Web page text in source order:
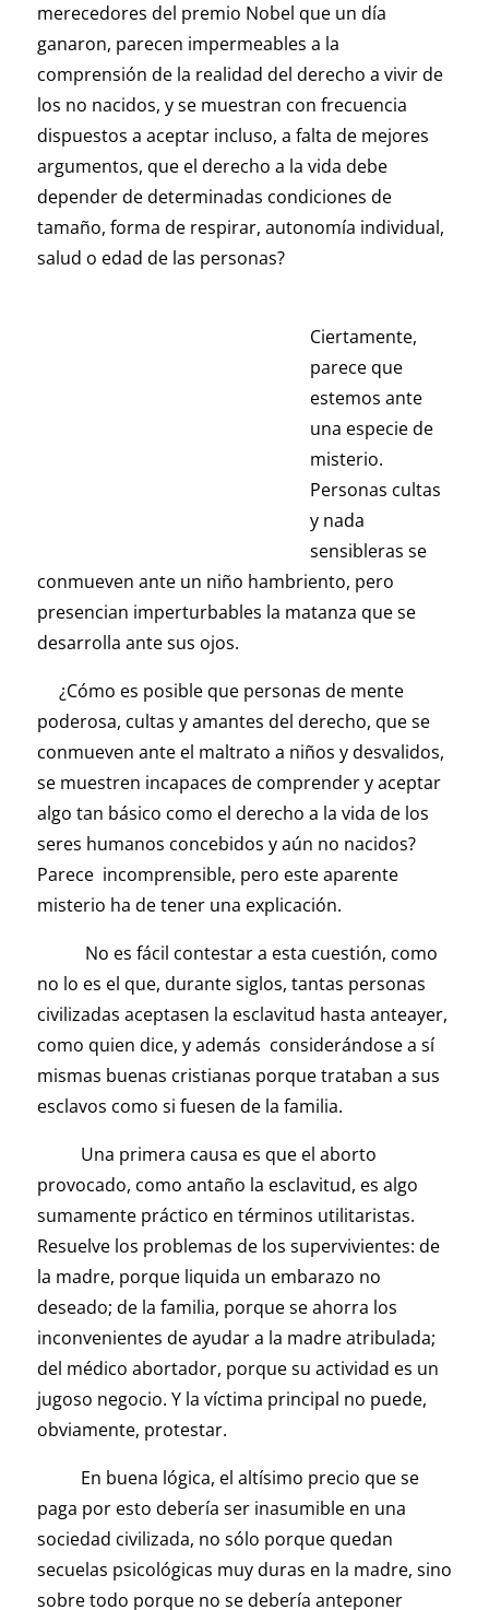
merecedores del premio Nobel que un día
ganaron, parecen impermeables a la
comprensión de la realidad del derecho a vivir de
los no nacidos, y se muestran con frecuencia
dispuestos a aceptar incluso, a falta de mejores
argumentos, que el derecho a la vida debe
depender de determinadas condiciones de
tamaño, forma de respirar, autonomía individual,
salud o edad de las personas?
Ciertamente,
parece que
estemos ante
una especie de
misterio.
Personas cultas
y nada
sensibleras se
conmueven ante un niño hambriento, pero
presencian imperturbables la matanza que se
desarrolla ante sus ojos.
¿Cómo es posible que personas de mente
poderosa, cultas y amantes del derecho, que se
conmueven ante el maltrato a niños y desvalidos,
se muestren incapaces de comprender y aceptar
algo tan básico como el derecho a la vida de los
seres humanos concebidos y aún no nacidos?
Parece incomprensible, pero este aparente
misterio ha de tener una explicación.
No es fácil contestar a esta cuestión, como
no lo es el que, durante siglos, tantas personas
civilizadas aceptasen la esclavitud hasta anteayer,
como quien dice, y además considerándose a sí
mismas buenas cristianas porque trataban a sus
esclavos como si fuesen de la familia.
Una primera causa es que el aborto
provocado, como antaño la esclavitud, es algo
sumamente práctico en términos utilitaristas.
Resuelve los problemas de los supervivientes: de
la madre, porque liquida un embarazo no
deseado; de la familia, porque se ahorra los
inconvenientes de ayudar a la madre atribulada;
del médico abortador, porque su actividad es un
jugoso negocio. Y la víctima principal no puede,
obviamente, protestar.
En buena lógica, el altísimo precio que se
paga por esto debería ser inasumible en una
sociedad civilizada, no sólo porque quedan
secuelas psicológicas muy duras en la madre, sino
sobre todo porque no se debería anteponer